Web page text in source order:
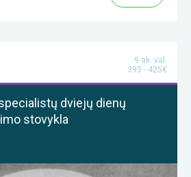
9 ak. val.
395 - 425€
dviejų dienų
stovykla